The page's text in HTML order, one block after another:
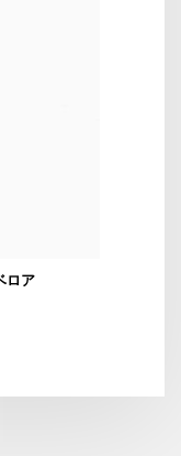
ロア